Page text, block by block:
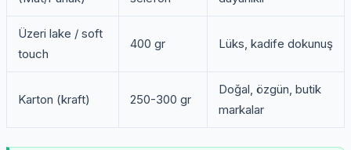
Üzeri lake / soft
touch
400 gr Lüks, kadife dokunuş
Karton (kraft) 250-300 gr
Doğal, özgün, butik
markalar